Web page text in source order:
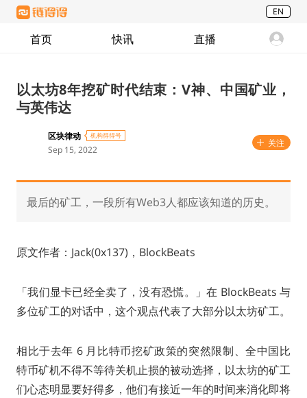
EN
首页 快讯 直播
以太坊8年挖矿时代结束：V神、中国矿业，
与英伟达
区块律动 机构得得号
Sep 15, 2022
关注
最后的矿工，一段所有Web3人都应该知道的历史。
原文作者：Jack(0x137)，BlockBeats
「我们显卡已经全卖了，没有恐慌。」在 BlockBeats 与
多位矿工的对话中，这个观点代表了大部分以太坊矿工。
相比于去年 6 月比特币挖矿政策的突然限制、全中国比
特币矿机不得不等待关机止损的被动选择，以太坊的矿工
们心态明显要好得多，他们有接近一年的时间来消化即将